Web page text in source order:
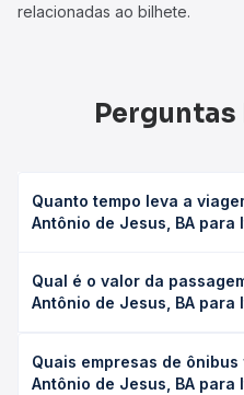
relacionadas ao bilhete.
Perguntas
Quanto tempo leva a
Antônio de Jesus, BA para
Itapicuru, BA leva em média
conforme a viação, o tipo de
duração exata de cada
Qual é o valor da
Antônio de Jesus, BA para
Jesus, BA para Itapicuru, BA
identificado e varia conforme
Quais empresas de
Antônio de Jesus, BA para